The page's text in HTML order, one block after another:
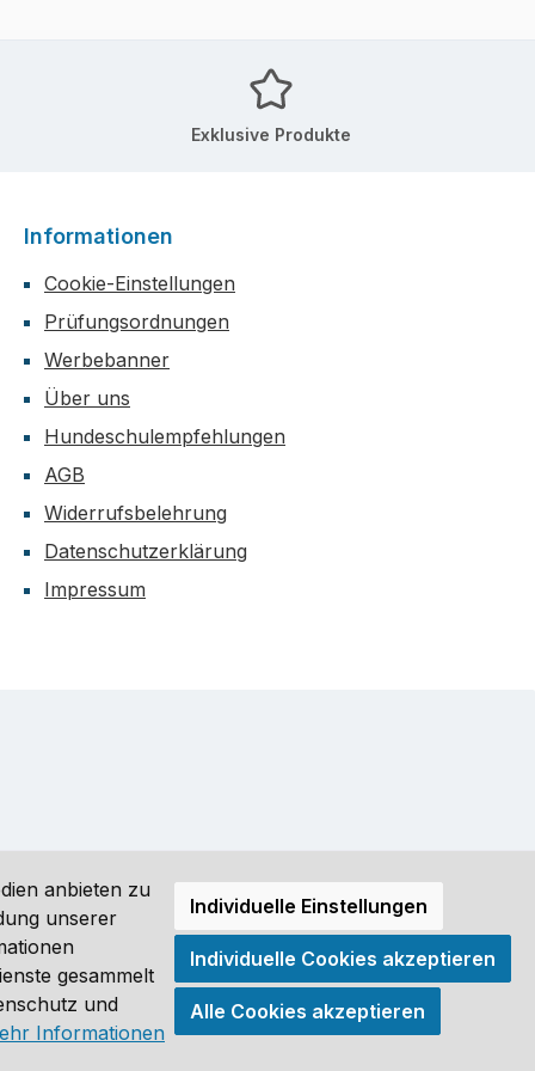
Exklusive Produkte
Informationen
Cookie-Einstellungen
Prüfungsordnungen
Werbebanner
Über uns
Hundeschulempfehlungen
AGB
Widerrufsbelehrung
Datenschutzerklärung
Impressum
(DE) angezeigt. Streichpreise = UVP-Preise. Abbildungen
anbieten zu
unserer
gesammelt
und
Informationen
Individuelle Einstellungen
Individuelle Cookies akzeptieren
Alle Cookies akzeptieren